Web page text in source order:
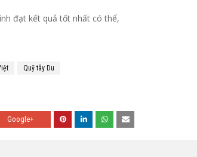
đạt kết quả tốt nhất có thể,
Quỹ tây Du
Google+